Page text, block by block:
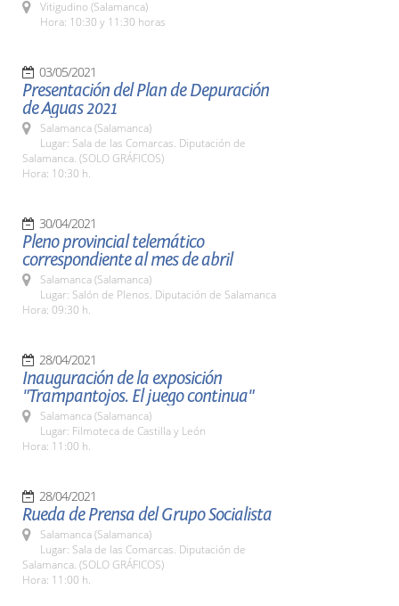
Vitigudino (Salamanca)
Hora: 10:30 y 11:30 horas
03/05/2021
Presentación del Plan de Depuración
de Aguas 2021
Salamanca (Salamanca)
Lugar: Sala de las Comarcas. Diputación de
Salamanca. (SOLO GRÁFICOS)
Hora: 10:30 h.
30/04/2021
Pleno provincial telemático
correspondiente al mes de abril
Salamanca (Salamanca)
Lugar: Salón de Plenos. Diputación de Salamanca
Hora: 09:30 h.
28/04/2021
Inauguración de la exposición
"Trampantojos. El juego continua"
Salamanca (Salamanca)
Lugar: Filmoteca de Castilla y León
Hora: 11:00 h.
28/04/2021
Rueda de Prensa del Grupo Socialista
Salamanca (Salamanca)
Lugar: Sala de las Comarcas. Diputación de
Salamanca. (SOLO GRÁFICOS)
Hora: 11:00 h.